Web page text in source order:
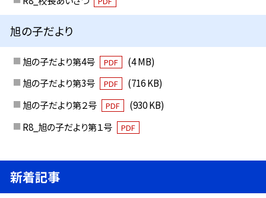
旭の子だより
旭の子だより第4号 PDF
(4 MB)
旭の子だより第3号
PDF
(716 KB)
旭の子だより第２号
PDF
(930 KB)
R8_旭の子だより第１号
PDF
新着記事